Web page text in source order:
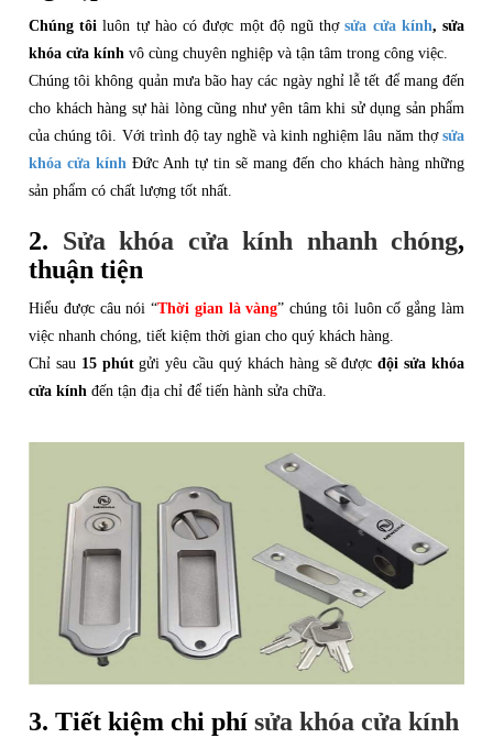
Chúng tôiluôn tự hào có được một độ ngũ thợsửa cửa kính, sửa
khóa cửa kính vô cùng chuyên nghiệp và tận tâm trong công việc.
Chúng tôi không quản mưa bão hay các ngày nghỉ lễ tết để mang đến
cho khách hàng sự hài lòng cũng như yên tâm khi sử dụng sản phẩm
của chúng tôi. Với trình độ tay nghề và kinh nghiệm lâu năm thợ sửa
khóa cửa kính Đức Anh tự tin sẽ mang đến cho khách hàng những
sản phẩm có chất lượng tốt nhất.
2. Sửa khóa cửa kính nhanh chóng,
thuận tiện
Hiểu được câu nói “Thời gian là vàng” chúng tôi luôn cố gắng làm
việc nhanh chóng, tiết kiệm thời gian cho quý khách hàng.
Chỉ sau 15 phútgửi yêu cầu quý khách hàng sẽ đượcđội sửa khóa
cửa kính đến tận địa chỉ để tiến hành sửa chữa.
3. Tiết kiệm chi phí sửa khóa cửa kính